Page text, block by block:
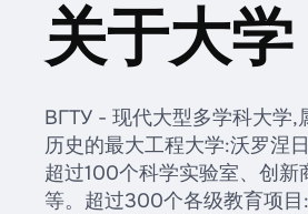
关于大学
ВГТУ - 现代大型多学科大学,
历史的最大工程大学:沃罗涅
超过100个科学实验室、创
等。超过300个各级教育项目